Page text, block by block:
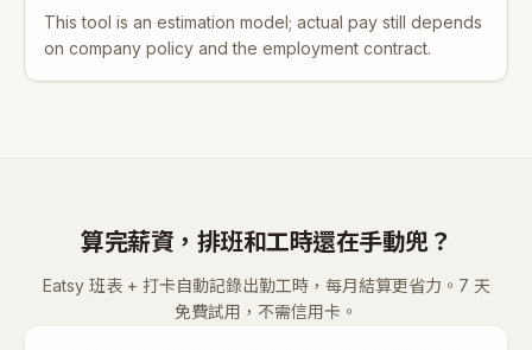
This tool is an estimation model; actual pay still depends
on company policy and the employment contract.
算完薪資，排班和工時還在手動兜？
Eatsy 班表 + 打卡自動記錄出勤工時，每月結算更省力。7 天
免費試用，不需信用卡。